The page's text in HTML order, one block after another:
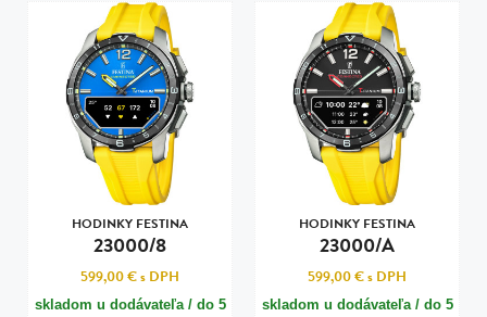
HODINKY FESTINA
23000/8
599,00 €s DPH
skladom u dodávateľa / do 5
HODINKY FESTINA
23000/A
599,00 €s DPH
skladom u dodávateľa / do 5